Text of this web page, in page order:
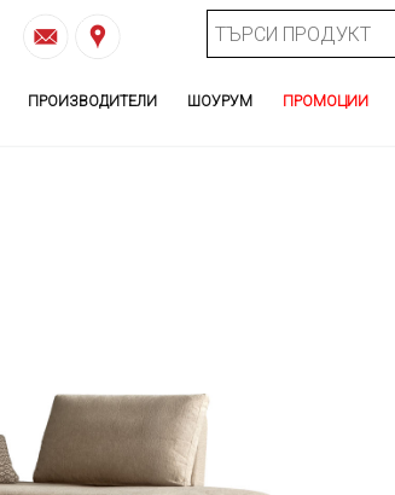
ПРОИЗВОДИТЕЛИ ШОУРУМ ПРОМОЦИИ